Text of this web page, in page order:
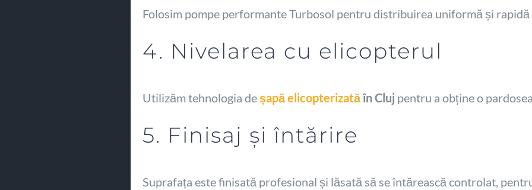
Folosim pompe performante Turbosol pentru distribuirea uniformă și rapidă
4. Nivelarea cu elicopterul
Utilizăm tehnologia de șapă elicopterizatăîn Clujpentru a obține o
5. Finisaj și întărire
Suprafața este finisată profesional și lăsată să se întărească controlat,